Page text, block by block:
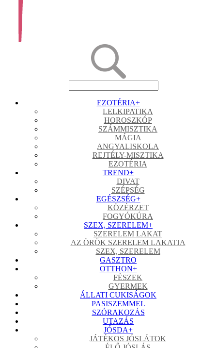
EZOTÉRIA+
LELKIPATIKA
HOROSZKÓP
SZÁMMISZTIKA
MÁGIA
ANGYALISKOLA
REJTÉLY-MISZTIKA
EZOTÉRIA
TREND+
DIVAT
SZÉPSÉG
EGÉSZSÉG+
KÖZÉRZET
FOGYÓKÚRA
SZEX, SZERELEM+
SZERELEM LAKAT
AZ ÖRÖK SZERELEM LAKATJA
SZEX, SZERELEM
GASZTRO
OTTHON+
FÉSZEK
GYERMEK
ÁLLATI CUKISÁGOK
PASISZEMMEL
SZÓRAKOZÁS
UTAZÁS
JÓSDA+
JÁTÉKOS JÓSLÁTOK